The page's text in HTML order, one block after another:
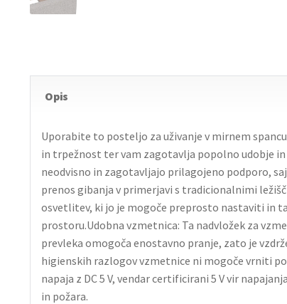
Opis
Uporabite to posteljo za uživanje v mirnem
in trpežnost ter vam zagotavlja popolno udobje
neodvisno in zagotavljajo prilagojeno podporo,
prenos gibanja v primerjavi s tradicionalnimi
osvetlitev, ki jo je mogoče preprosto nastaviti in
prostoru.Udobna vzmetnica: Ta nadvložek za
prevleka omogoča enostavno pranje, zato je
higienskih razlogov vzmetnice ni mogoče vrniti
napaja z DC 5 V, vendar certificirani 5 V vir
in požara.